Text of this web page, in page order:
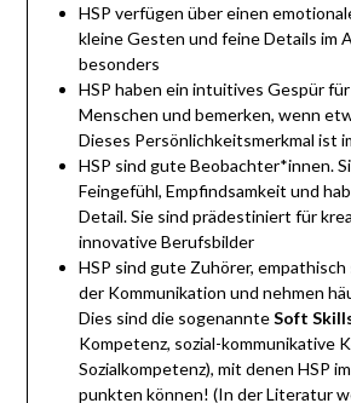
HSP verfügen über einen
kleine Gesten und feine Details im
besonders
HSP haben ein intuitives Gespür
Menschen und bemerken, wenn
Dieses Persönlichkeitsmerkmal ist
HSP sind gute Beobachter*innen.
Feingefühl, Empfindsamkeit und
Detail. Sie sind prädestiniert für
innovative Berufsbilder
HSP sind gute Zuhörer,
der Kommunikation und nehmen
Dies sind die sogenannteSoft
Kompetenz, sozial-kommunikative
Sozialkompetenz), mit denen HSP
punkten können! (In der Literatur